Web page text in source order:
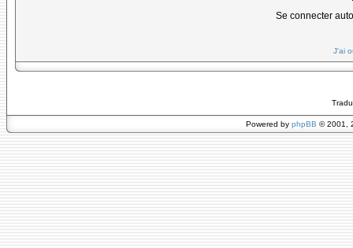
Se connecter
J'ai
Powered by phpBB © 2001,